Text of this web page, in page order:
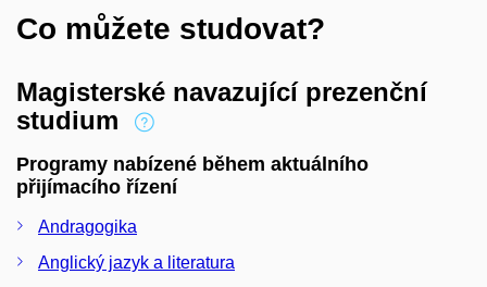
Co můžete studovat?
Magisterské navazující prezenční
studium
Programy nabízené během aktuálního
přijímacího řízení
Andragogika
Anglický jazyk a literatura